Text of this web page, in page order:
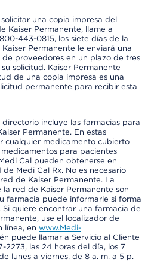
una copia impresa del
Kaiser Permanente, llame a
443-0815, los siete días de la
Permanente le enviará una
proveedores en un plazo de tres
solicitud. Kaiser Permanente
de una copia impresa es una
permanente para recibir esta
incluye las farmacias para
Permanente. En estas
cualquier medicamento cubierto
para pacientes
Cal pueden obtenerse en
Medi Cal Rx. No es necesario
de Kaiser Permanente. La
red de Kaiser Permanente son
farmacia puede informarle si forma
quiere encontrar una farmacia de
use el localizador de
línea, en www.Medi-
puede llamar a Servicio al Cliente
2273, las 24 horas del día, los 7
lunes a viernes, de 8 a. m. a 5 p.